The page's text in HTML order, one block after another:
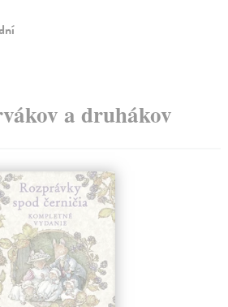
a druhákov